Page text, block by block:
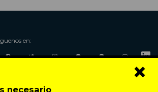
necesario
×
en: